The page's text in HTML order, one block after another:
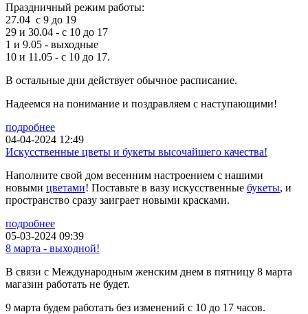
Праздничный режим работы:
27.04 с 9 до 19
29 и 30.04 - с 10 до 17
1 и 9.05 - выходные
10 и 11.05 - с 10 до 17.
В остальные дни действует обычное расписание.
Надеемся на понимание и поздравляем с наступающими!
подробнее
04-04-2024 12:49
Искусственные цветы и букеты высочайшего качества!
Наполните свой дом весенним настроением с нашими
новыми цветами! Поставьте в вазу искусственные букеты, и
пространство сразу заиграет новыми красками.
подробнее
05-03-2024 09:39
8 марта - выходной!
В связи с Международным женским днем в пятницу 8 марта
магазин работать не будет.
9 марта будем работать без изменений с 10 до 17 часов.